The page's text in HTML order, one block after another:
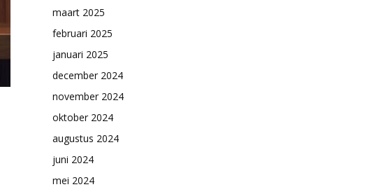
maart 2025
februari 2025
januari 2025
december 2024
november 2024
oktober 2024
augustus 2024
juni 2024
mei 2024